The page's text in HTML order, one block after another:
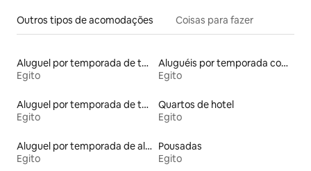
Outros tipos de acomodações Coisas para fazer
Aluguel por temporada de townhouses
Egito
Aluguéis por temporada com suítes privativas
Egito
Aluguel por temporada de tendas
Egito
Quartos de hotel
Egito
Aluguel por temporada de alojamentos ecológicos
Egito
Pousadas
Egito